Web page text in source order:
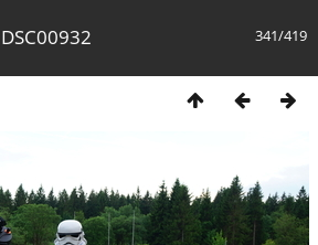
341/419
DSC00932